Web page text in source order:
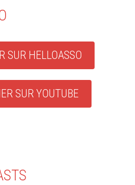
SUR HELLOASSO
SUR YOUTUBE